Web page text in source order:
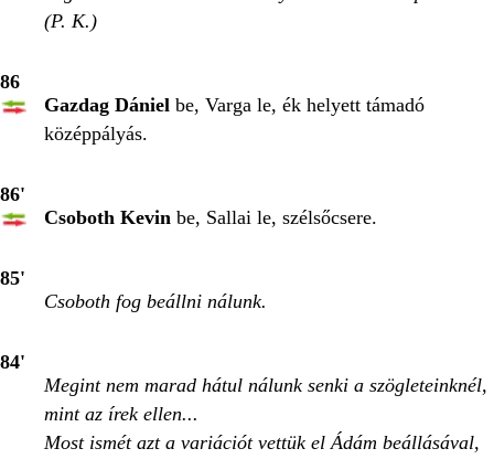
(P. K.)
86
Gazdag Dániel be, Varga le, ék helyett támadó
középpályás.
86'
Csoboth Kevin be, Sallai le, szélsőcsere.
85'
Csoboth fog beállni nálunk.
84'
Megint nem marad hátul nálunk senki a szögleteinknél,
mint az írek ellen...
Most ismét azt a variációt vettük el Ádám beállásával,